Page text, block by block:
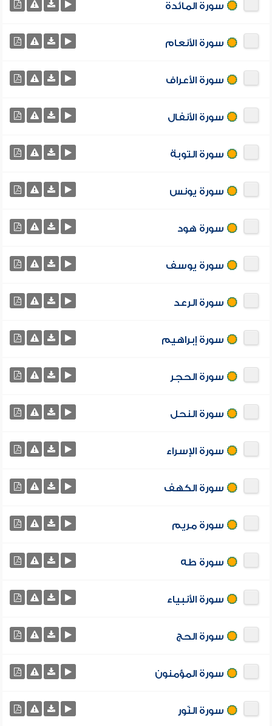
سورة المائدة
سورة الأنعام
سورة الأعراف
سورة الأنفال
سورة التوبة
سورة يونس
سورة هود
سورة يوسف
سورة الرعد
سورة إبراهيم
سورة الحجر
سورة النحل
سورة الإسراء
سورة الكهف
سورة مريم
سورة طه
سورة الأنبياء
سورة الحج
سورة المؤمنون
سورة النّور